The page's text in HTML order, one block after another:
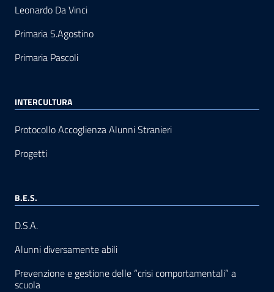
Leonardo Da Vinci
Primaria S.Agostino
Primaria Pascoli
INTERCULTURA
Protocollo Accoglienza Alunni Stranieri
Progetti
B.E.S.
D.S.A.
Alunni diversamente abili
Prevenzione e gestione delle “crisi comportamentali” a
scuola